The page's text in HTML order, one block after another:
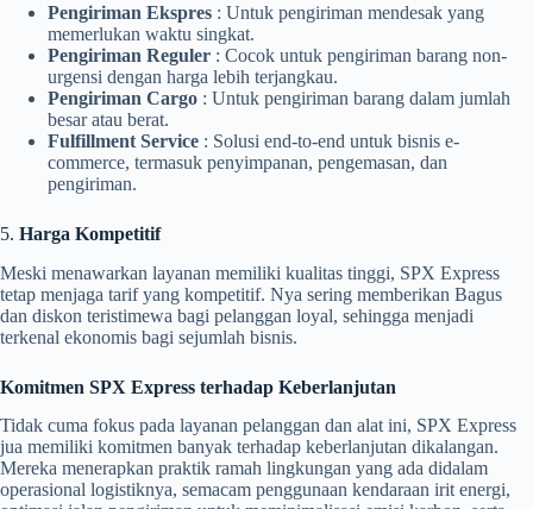
Pengiriman Ekspres : Untuk pengiriman mendesak yang
memerlukan waktu singkat.
Pengiriman Reguler : Cocok untuk pengiriman barang non-
urgensi dengan harga lebih terjangkau.
Pengiriman Cargo : Untuk pengiriman barang dalam jumlah
besar atau berat.
Fulfillment Service : Solusi end-to-end untuk bisnis e-
commerce, termasuk penyimpanan, pengemasan, dan
pengiriman.
5. Harga Kompetitif
Meski menawarkan layanan memiliki kualitas tinggi, SPX Express
tetap menjaga tarif yang kompetitif. Nya sering memberikan Bagus
dan diskon teristimewa bagi pelanggan loyal, sehingga menjadi
terkenal ekonomis bagi sejumlah bisnis.
Komitmen SPX Express terhadap Keberlanjutan
Tidak cuma fokus pada layanan pelanggan dan alat ini, SPX Express
jua memiliki komitmen banyak terhadap keberlanjutan dikalangan.
Mereka menerapkan praktik ramah lingkungan yang ada didalam
operasional logistiknya, semacam penggunaan kendaraan irit energi,